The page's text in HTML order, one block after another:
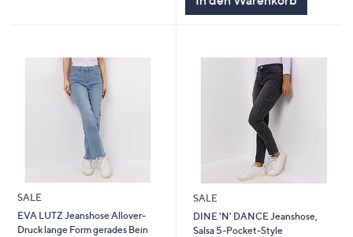
SALE
EVA LUTZ Jeanshose Allover-
Druck lange Form gerades Bein
SALE
DINE 'N' DANCE Jeanshose,
Salsa 5-Pocket-Style